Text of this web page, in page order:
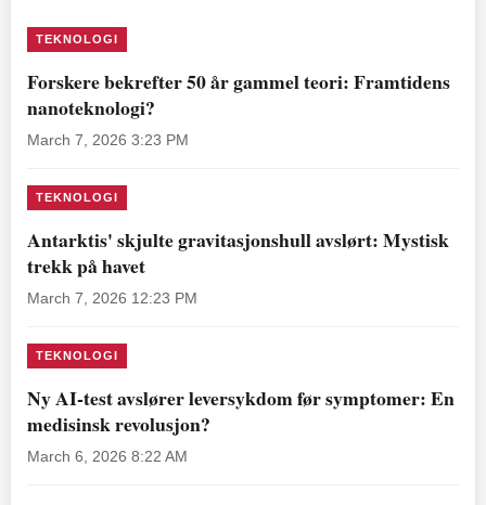
TEKNOLOGI
Forskere bekrefter 50 år gammel teori: Framtidens
nanoteknologi?
March 7, 2026 3:23 PM
TEKNOLOGI
Antarktis' skjulte gravitasjonshull avslørt: Mystisk
trekk på havet
March 7, 2026 12:23 PM
TEKNOLOGI
Ny AI-test avslører leversykdom før symptomer: En
medisinsk revolusjon?
March 6, 2026 8:22 AM